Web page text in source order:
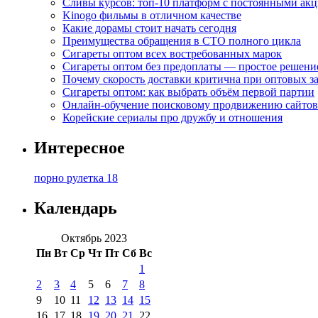
Сливы курсов: топ-10 платформ с постоянными
Kinogo фильмы в отличном качестве
Какие дорамы стоит начать сегодня
Преимущества обращения в СТО полного цикла
Сигареты оптом всех востребованных марок
Сигареты оптом без предоплаты — простое
Почему скорость доставки критична при оптовых
Сигареты оптом: как выбрать объём первой партии
Онлайн-обучение поисковому продвижению сайтов
Корейские сериалы про дружбу и отношения
Интересное
порно рулетка 18
Календарь
Октябрь 2023
Пн Вт Ср Чт Пт Сб Вс
1
2
3 4 5 6 7
8
9
10 11 12 13 14 15
16 17 18 19 20 21 22